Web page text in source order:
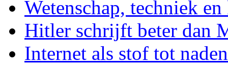
Wetenschap, techniek
Hitler schrijft beter dan
Internet als stof tot